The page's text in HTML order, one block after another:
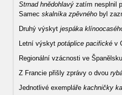
Strnad hnědohlavý zatím nesplnil
Samec skalníka zpěvného byl
Druhý výskyt jespáka
Letní výskyt potáplice pacifické v
Regionální vzácnosti ve
Z Francie přišly zprávy o dvou
Jednotlivé exempláře kachničky